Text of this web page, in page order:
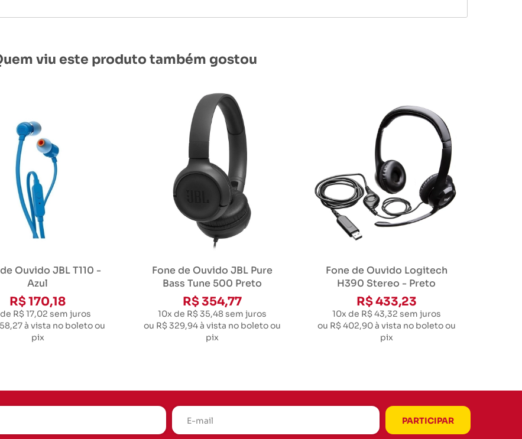
viu este produto também gostou
Ouvido JBL T110 -
Azul
R$ 170,18
R$ 17,02 sem juros
à vista no boleto ou
pix
Fone de Ouvido JBL Pure
Bass Tune 500 Preto
R$ 354,77
10x de R$ 35,48sem juros
ou R$ 329,94à vista no boleto ou
pix
Fone de Ouvido Logitech
H390 Stereo - Preto
R$ 433,23
10x de R$ 43,32 sem juros
ou R$ 402,90à vista no boleto ou
pix